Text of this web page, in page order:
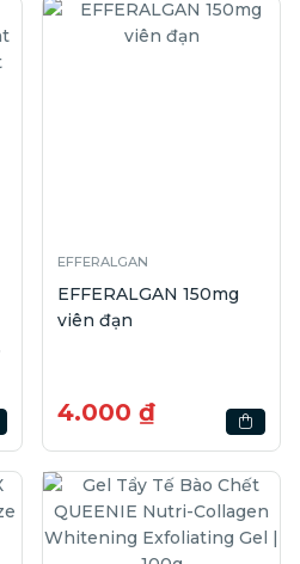
EFFERALGAN
EFFERALGAN 150mg
viên đạn
4.000 ₫